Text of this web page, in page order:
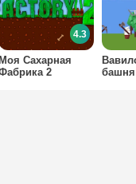
Моя Сахарная
2
4.3
башня